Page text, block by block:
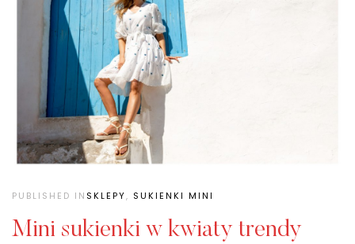
PUBLISHED IN SKLEPY, SUKIENKI MINI
Mini sukienki w kwiaty trendy